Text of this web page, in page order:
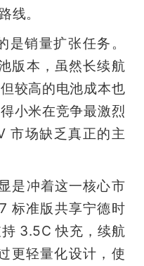
线。
销量扩张任务。
版本，虽然长续航
较高的电池成本也
小米在竞争最激烈
市场缺乏真正的主
是冲着这一核心市
标准版共享宁德时
3.5C 快充，续航
更轻量化设计，使